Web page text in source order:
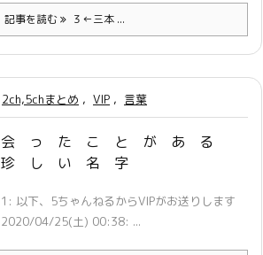
記事を読む ３←三本 ...
2ch,5chまとめ , VIP , 言葉
会 っ た こ と が あ る
珍 し い 名 字
1: 以下、5ちゃんねるからVIPがお送りします
2020/04/25(土) 00:38: ...